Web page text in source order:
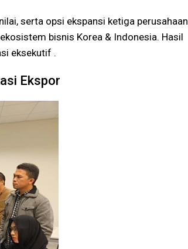
serta opsi ekspansi ketiga perusahaan
bisnis Korea & Indonesia. Hasil
eksekutif .
Ekspor